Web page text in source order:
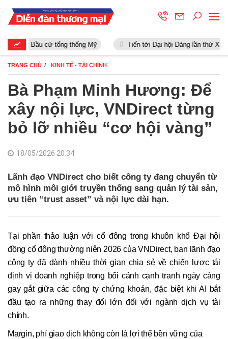
Bầu cử tổng thống Mỹ Tiến tới Đại hội Đảng lần thứ XIII
TRANG CHỦ KINH TẾ - TÀI CHÍNH
Bà Phạm Minh Hương: Để
xây nội lực, VNDirect từng
bỏ lỡ nhiều “cơ hội vàng”
18/05/2026 20:34
Lãnh đạo VNDirect cho biết công ty đang chuyển từ
mô hình môi giới truyền thống sang quản lý tài sản,
ưu tiên “trust asset” và nội lực dài hạn.
Tại phần thảo luận với cổ đông trong khuôn khổ Đại hội
đồng cổ đông thường niên 2026 của VNDirect, ban lãnh đạo
công ty đã dành nhiều thời gian chia sẻ về chiến lược tái
định vị doanh nghiệp trong bối cảnh cạnh tranh ngày càng
gay gắt giữa các công ty chứng khoán, đặc biệt khi AI bắt
đầu tạo ra những thay đổi lớn đối với ngành dịch vụ tài
chính.
Margin, phí giao dịch không còn là lợi thế bền vững của